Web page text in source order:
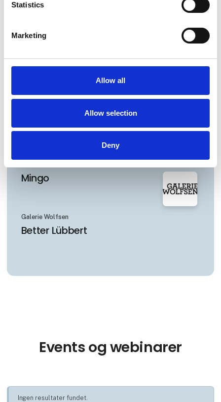
Statistics
Marketing
Allow all
Allow selection
Deny
Galerie Wolfsen
Simon Nelke
Mingo
Galerie Wolfsen
Better Lübbert
Events og webinarer
Ingen resultater fundet.